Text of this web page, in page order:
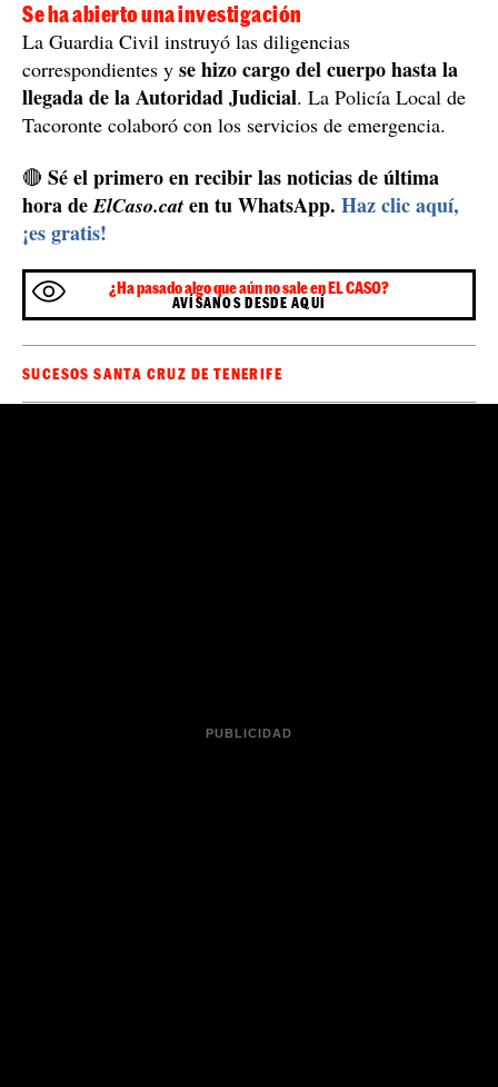
Se ha abierto una investigación
La Guardia Civil instruyó las diligencias
correspondientes y se hizo cargo del cuerpo hasta la
llegada de la Autoridad Judicial. La Policía Local de
Tacoronte colaboró con los servicios de emergencia.
🔴 Sé el primero en recibir las noticias de última
hora deElCaso.cat en tu WhatsApp. Haz clic aquí,
¡es gratis!
¿Ha pasado algo que aún no sale en EL CASO?
AVÍSANOS DESDE AQUÍ
SUCESOS SANTA CRUZ DE TENERIFE